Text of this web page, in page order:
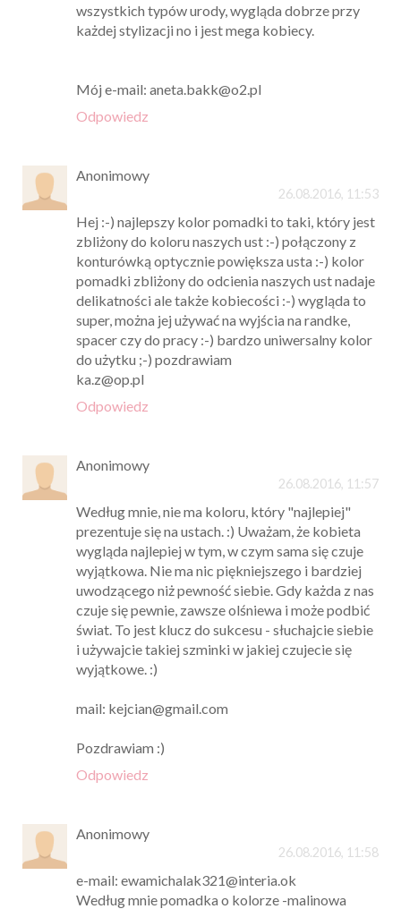
wszystkich typów urody, wygląda dobrze przy
każdej stylizacji no i jest mega kobiecy.
Mój e-mail: aneta.bakk@o2.pl
Odpowiedz
Anonimowy
26.08.2016, 11:53
Hej :-) najlepszy kolor pomadki to taki, który jest
zbliżony do koloru naszych ust :-) połączony z
konturówką optycznie powiększa usta :-) kolor
pomadki zbliżony do odcienia naszych ust nadaje
delikatności ale także kobiecości :-) wygląda to
super, można jej używać na wyjścia na randke,
spacer czy do pracy :-) bardzo uniwersalny kolor
do użytku ;-) pozdrawiam
ka.z@op.pl
Odpowiedz
Anonimowy
26.08.2016, 11:57
Według mnie, nie ma koloru, który "najlepiej"
prezentuje się na ustach. :) Uważam, że kobieta
wygląda najlepiej w tym, w czym sama się czuje
wyjątkowa. Nie ma nic piękniejszego i bardziej
uwodzącego niż pewność siebie. Gdy każda z nas
czuje się pewnie, zawsze olśniewa i może podbić
świat. To jest klucz do sukcesu - słuchajcie siebie
i używajcie takiej szminki w jakiej czujecie się
wyjątkowe. :)
mail: kejcian@gmail.com
Pozdrawiam :)
Odpowiedz
Anonimowy
26.08.2016, 11:58
e-mail: ewamichalak321@interia.ok
Według mnie pomadka o kolorze -malinowa